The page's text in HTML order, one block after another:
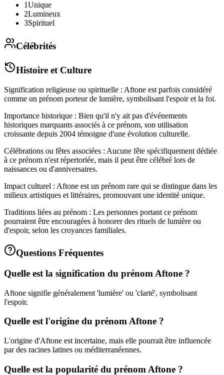
1Unique
2Lumineux
3Spirituel
Célébrités
Histoire et Culture
Signification religieuse ou spirituelle : Aftone est parfois considéré
comme un prénom porteur de lumière, symbolisant l'espoir et la foi.
Importance historique : Bien qu'il n'y ait pas d'événements
historiques marquants associés à ce prénom, son utilisation
croissante depuis 2004 témoigne d'une évolution culturelle.
Célébrations ou fêtes associées : Aucune fête spécifiquement dédiée
à ce prénom n'est répertoriée, mais il peut être célébré lors de
naissances ou d'anniversaires.
Impact culturel : Aftone est un prénom rare qui se distingue dans les
milieux artistiques et littéraires, promouvant une identité unique.
Traditions liées au prénom : Les personnes portant ce prénom
pourraient être encouragées à honorer des rituels de lumière ou
d'espoir, selon les croyances familiales.
Questions Fréquentes
Quelle est la signification du prénom Aftone ?
Aftone signifie généralement 'lumière' ou 'clarté', symbolisant
l'espoir.
Quelle est l'origine du prénom Aftone ?
L'origine d'Aftone est incertaine, mais elle pourrait être influencée
par des racines latines ou méditerranéennes.
Quelle est la popularité du prénom Aftone ?